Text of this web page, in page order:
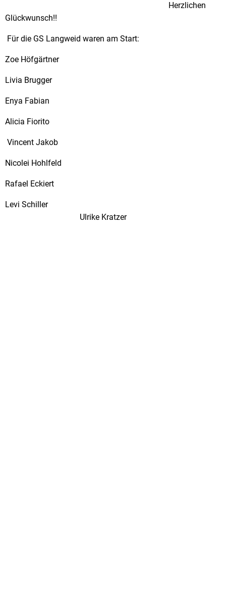
Herzlichen
Glückwunsch!!
Für die GS Langweid waren am Start:
Zoe Höfgärtner
Livia Brugger
Enya Fabian
Alicia Fiorito
Vincent Jakob
Nicolei Hohlfeld
Rafael Eckiert
Levi Schiller
Ulrike Kratzer